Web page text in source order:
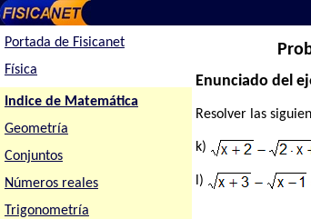
Portada de Fisicanet
Física
Indice de Matemática
Geometría
Conjuntos
Números reales
Trigonometría
Enunciado del
Resolver las
k)
l)